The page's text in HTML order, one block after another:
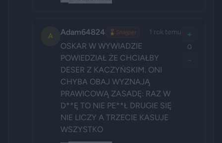
A Adam64824 🎖️ Snajper 1 rok temu
OSKAR W WYWIADZIE
POWIEDZIAŁ ŻE CHCIAŁBY
DESER Z KACZYŃSKIM. ONI
CHYBA OBAJ WYZNAJĄ
PRAWICOWĄ ZASADĘ: RAZ W
D**Ę TO NIE PE**Ł DRUGIE SIĘ
NIE LICZY A TRZECIE KASUJE
WSZYSTKO
+
0
-